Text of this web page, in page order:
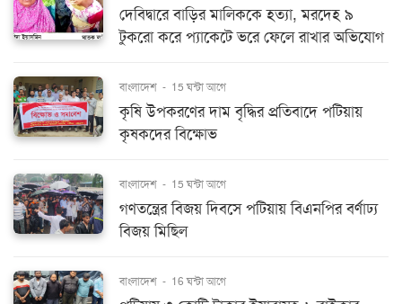
দেবিদ্বারে বাড়ির মালিককে হত্যা, মরদেহ ৯
টুকরো করে প্যাকেটে ভরে ফেলে রাখার অভিযোগ
বাংলাদেশ - 15 ঘন্টা আগে
কৃষি উপকরণের দাম বৃদ্ধির প্রতিবাদে পটিয়ায়
কৃষকদের বিক্ষোভ
বাংলাদেশ - 15 ঘন্টা আগে
গণতন্ত্রের বিজয় দিবসে পটিয়ায় বিএনপির বর্ণাঢ্য
বিজয় মিছিল
বাংলাদেশ - 16 ঘন্টা আগে